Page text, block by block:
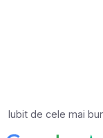
Iubit de cele mai